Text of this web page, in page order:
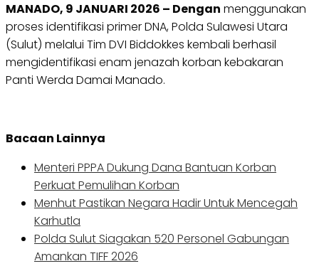
MANADO, 9 JANUARI 2026 – Dengan menggunakan
proses identifikasi primer DNA, Polda Sulawesi Utara
(Sulut) melalui Tim DVI Biddokkes kembali berhasil
mengidentifikasi enam jenazah korban kebakaran
Panti Werda Damai Manado.
Bacaan Lainnya
Menteri PPPA Dukung Dana Bantuan Korban
Perkuat Pemulihan Korban
Menhut Pastikan Negara Hadir Untuk Mencegah
Karhutla
Polda Sulut Siagakan 520 Personel Gabungan
Amankan TIFF 2026